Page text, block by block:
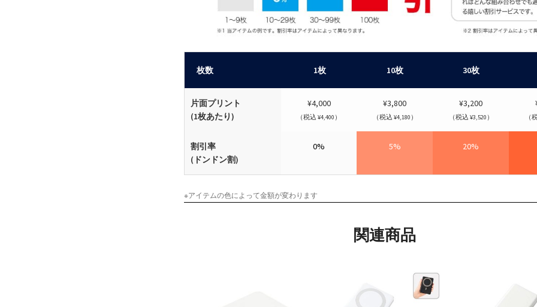
枚数 1枚 10枚 30枚
片面プリント
(1枚あたり)
¥4,000
（税込 ¥4,400）
¥3,800
（税込 ¥4,180）
¥3,200
（税込 ¥3,520） （
割引率
(ドンドン割)
0% 5% 20%
※アイテムの色によって金額が変わります
関連商品